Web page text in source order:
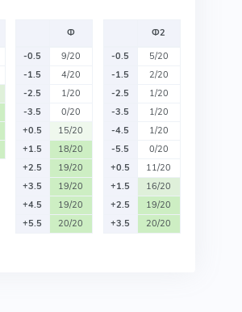
Ф
-0.5
9/20
-1.5
4/20
-2.5
1/20
-3.5
0/20
+0.5
15/20
+1.5
18/20
+2.5
19/20
+3.5
19/20
+4.5
19/20
+5.5
20/20
Ф2
-0.5
5/20
-1.5
2/20
-2.5
1/20
-3.5
1/20
-4.5
1/20
-5.5
0/20
+0.5
11/20
+1.5
16/20
+2.5
19/20
+3.5
20/20